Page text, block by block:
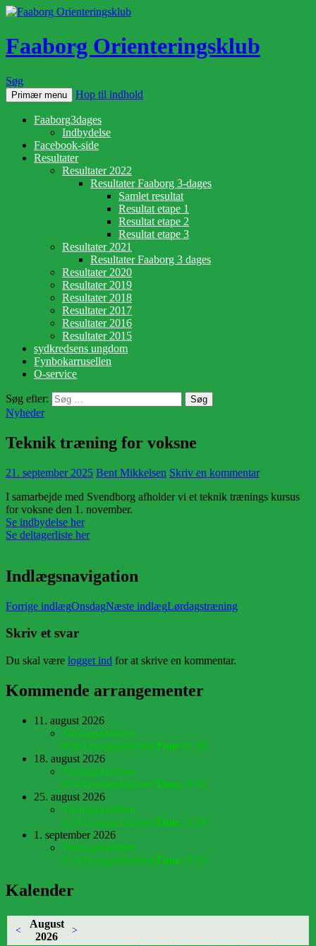
Faaborg Orienteringsklub
Søg
Primær menu Hop til indhold
Faaborg3dages
Indbydelse
Facebook-side
Resultater
Resultater 2022
Resultater Faaborg 3-dages
Samlet resultat
Resultat etape 1
Resultat etape 2
Resultat etape 3
Resultater 2021
Resultater Faaborg 3 dages
Resultater 2020
Resultater 2019
Resultater 2018
Resultater 2017
Resultater 2016
Resultater 2015
sydkredsens ungdom
Fynbokarrusellen
O-service
Søg efter:
Nyheder
Teknik træning for voksne
21. september 2025 Bent Mikkelsen Skriv en kommentar
I samarbejde med Svendborg afholder vi et teknik trænings kursus
for voksne den 1. november.
Se indbydelse her
Se deltagerliste her
Indlægsnavigation
Forrige indlægOnsdagNæste indlægLørdagstræning
Skriv et svar
Du skal være logget ind for at skrive en kommentar.
Kommende arrangementer
11. august 2026
Tirsdagsklubben
9:30TirsdagsklubbenTime: 9:30
18. august 2026
Tirsdagsklubben
9:30TirsdagsklubbenTime: 9:30
25. august 2026
Tirsdagsklubben
9:30TirsdagsklubbenTime: 9:30
1. september 2026
Tirsdagsklubben
9:30TirsdagsklubbenTime: 9:30
Kalender
<
August
2026
>